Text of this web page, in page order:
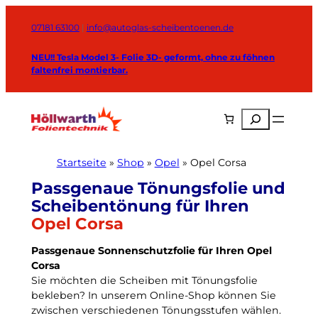
Inhalt07181 63100| info@autoglas-scheibentoenen.de
NEU!! Tesla Model 3- Folie 3D- geformt, ohne zu föhnen
faltenfrei montierbar.
Suchen
Startseite » Shop » Opel » Opel Corsa
Opel Corsa
Passgenaue Sonnenschutzfolie für Ihren Opel
Corsa
Sie möchten die Scheiben mit Tönungsfolie
bekleben? In unserem Online-Shop können Sie
zwischen verschiedenen Tönungsstufen wählen.